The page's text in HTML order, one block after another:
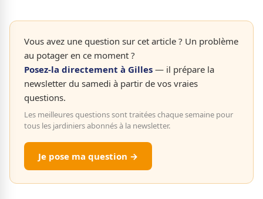
Vous avez une question sur cet article ? Un problème
au potager en ce moment ?
Posez-la directement à Gilles — il prépare la
newsletter du samedi à partir de vos vraies
questions.
Les meilleures questions sont traitées chaque semaine pour
tous les jardiniers abonnés à la newsletter.
Je pose ma question →